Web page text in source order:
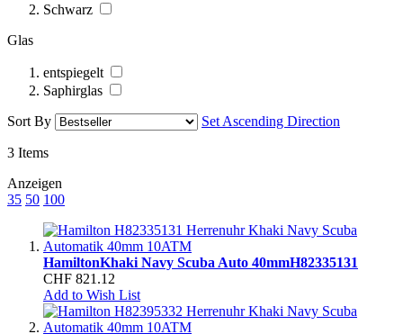
Schwarz
Glas
entspiegelt
Saphirglas
Sort By
Set Ascending Direction
3 Items
Anzeigen
35 50 100
HamiltonKhaki Navy Scuba Auto 40mmH82335131
CHF 821.12
Add to Wish List